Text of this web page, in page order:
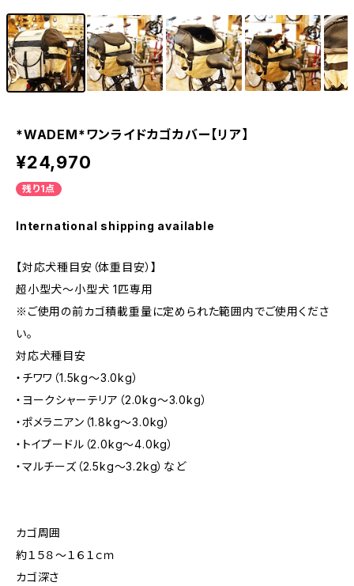
*WADEM*ワンライドカゴカバー【リア】
¥24,970
残り1点
International shipping available
【対応犬種目安（体重目安）】
超小型犬～小型犬 1匹専用
※ご使用の前カゴ積載重量に定められた範囲内でご使用くださ
い。
対応犬種目安
・チワワ（1.5kg～3.0kg）
・ヨークシャーテリア（2.0kg～3.0kg）
・ポメラニアン（1.8kg～3.0kg）
・トイプードル（2.0kg～4.0kg）
・マルチーズ（2.5kg～3.2kg）など
カゴ周囲
約１５８～１６１ｃｍ
カゴ深さ